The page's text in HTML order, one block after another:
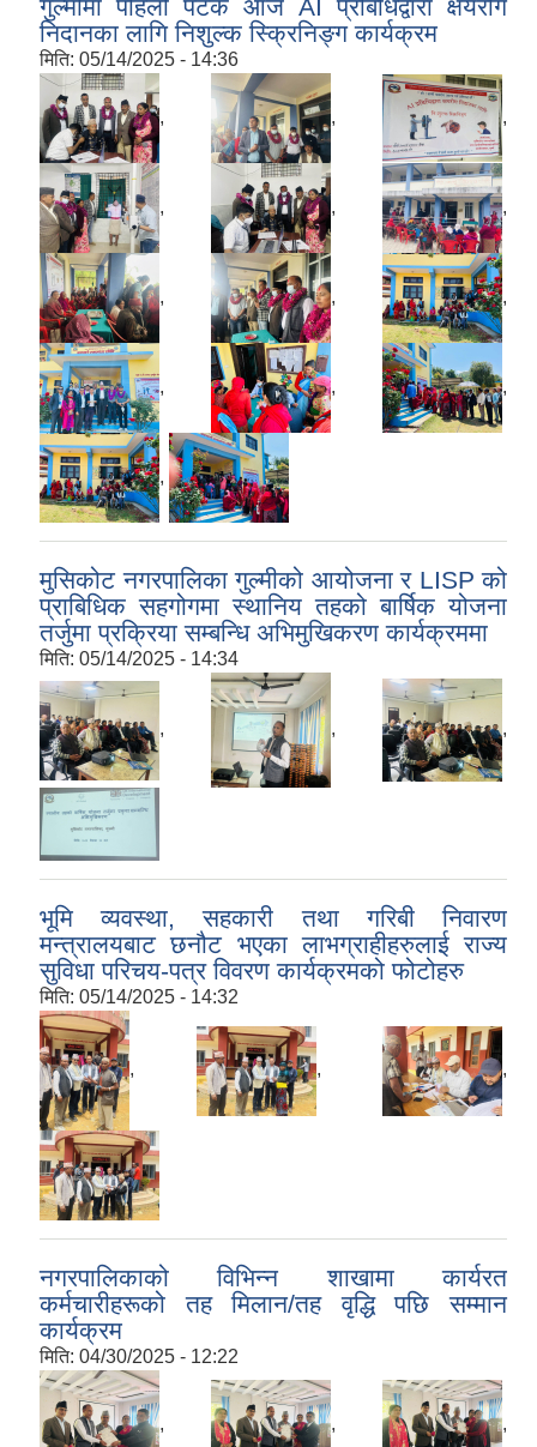
गुल्मीमा पहिलो पटक आज AI प्रबिधिद्वारा क्षयरोग
निदानका लागि निशुल्क स्क्रिनिङ्ग कार्यक्रम
मिति: 05/14/2025 - 14:36
, , ,
, , ,
, , ,
, , ,
,
मुसिकोट नगरपालिका गुल्मीको आयोजना र LISP को
प्राबिधिक सहगोगमा स्थानिय तहको बार्षिक योजना
तर्जुमा प्रक्रिया सम्बन्धि अभिमुखिकरण कार्यक्रममा
मिति: 05/14/2025 - 14:34
, , ,
भूमि व्यवस्था, सहकारी तथा गरिबी निवारण
मन्त्रालयबाट छनौट भएका लाभग्राहीहरुलाई राज्य
सुविधा परिचय-पत्र विवरण कार्यक्रमको फोटोहरु
मिति: 05/14/2025 - 14:32
, , ,
नगरपालिकाको विभिन्न शाखामा कार्यरत
कर्मचारीहरूको तह मिलान/तह वृद्धि पछि सम्मान
कार्यक्रम
मिति: 04/30/2025 - 12:22
, , ,